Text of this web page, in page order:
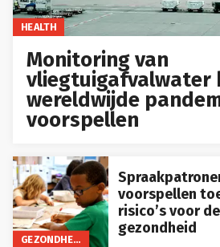
HEALTH
Monitoring van
vliegtuigafvalwater
wereldwijde
voorspellen
GEZONDHEID
voorspellen
risico’s voor
gezondheid